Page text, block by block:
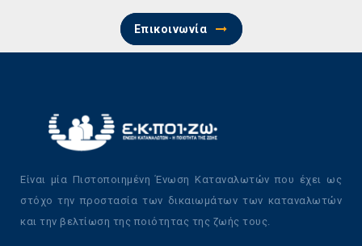
Επικοινωνία
Είναι μία Πιστοποιημένη Ένωση Καταναλωτών που έχει ως
στόχο την προστασία των δικαιωμάτων των καταναλωτών
και την βελτίωση της ποιότητας της ζωής τους.